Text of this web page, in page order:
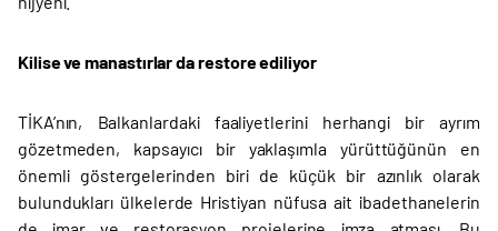
Kilise ve manastırlar da restore ediliyor
TİKA’nın, Balkanlardaki faaliyetlerini herhangi bir ayrım
gözetmeden, kapsayıcı bir yaklaşımla yürüttüğünün en
önemli göstergelerinden biri de küçük bir azınlık olarak
bulundukları ülkelerde Hristiyan nüfusa ait ibadethanelerin